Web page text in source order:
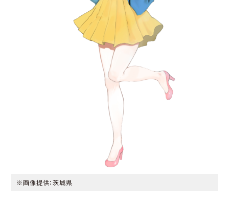
※画像提供：茨城県